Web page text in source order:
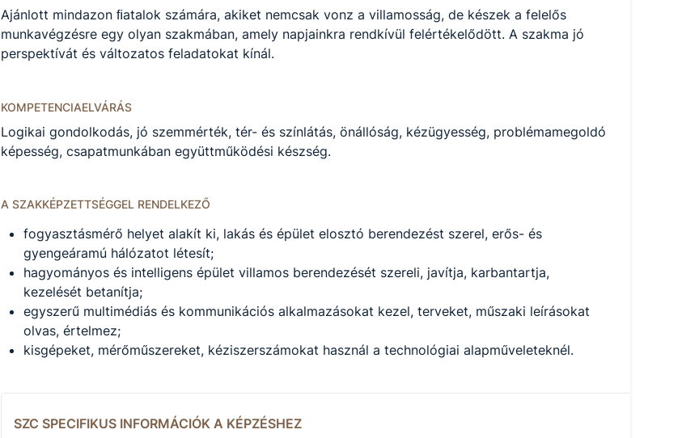
Ajánlott mindazon ﬁatalok számára, akiket nemcsak vonz a villamosság, de készek a felelős
munkavégzésre egy olyan szakmában, amely napjainkra rendkívül felértékelődött. A szakma jó
perspektívát és változatos feladatokat kínál.
KOMPETENCIAELVÁRÁS
Logikai gondolkodás, jó szemmérték, tér- és színlátás, önállóság, kézügyesség, problémamegoldó
képesség, csapatmunkában együttműködési készség.
A SZAKKÉPZETTSÉGGEL RENDELKEZŐ
fogyasztásmérő helyet alakít ki, lakás és épület elosztó berendezést szerel, erős- és
gyengeáramú hálózatot létesít;
hagyományos és intelligens épület villamos berendezését szereli, javítja, karbantartja,
kezelését betanítja;
egyszerű multimédiás és kommunikációs alkalmazásokat kezel, terveket, műszaki leírásokat
olvas, értelmez;
kisgépeket, mérőműszereket, kéziszerszámokat használ a technológiai alapműveleteknél.
SZC SPECIFIKUS INFORMÁCIÓK A KÉPZÉSHEZ